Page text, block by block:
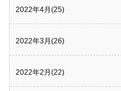
2022年4月(25)
2022年3月(26)
2022年2月(22)